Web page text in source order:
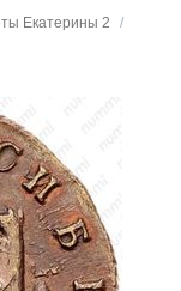
Екатерины 2
/